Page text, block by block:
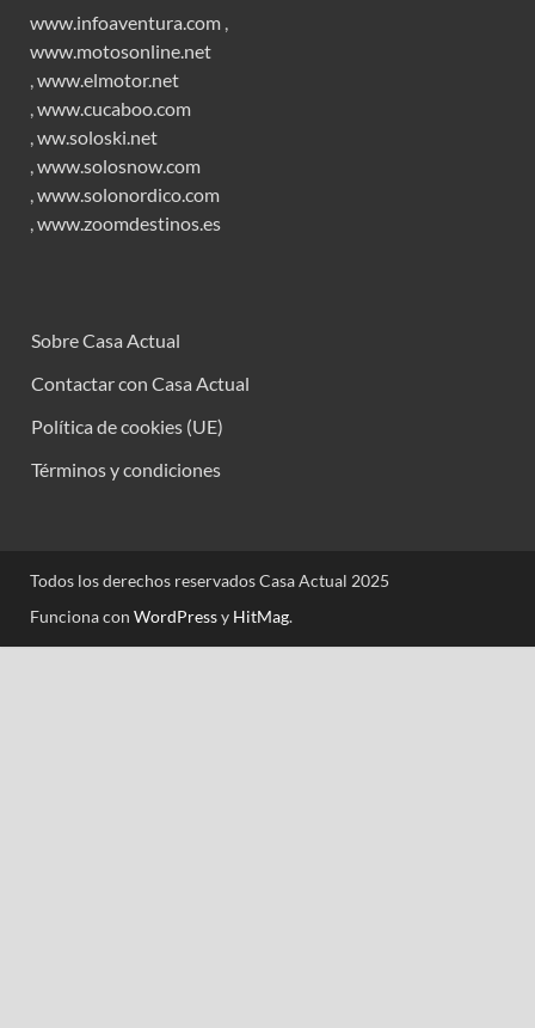
www.infoaventura.com ,
www.motosonline.net
,www.elmotor.net
,www.cucaboo.com
,ww.soloski.net
,www.solosnow.com
,www.solonordico.com
,www.zoomdestinos.es
Sobre Casa Actual
Contactar con Casa Actual
Política de cookies (UE)
Términos y condiciones
Todos los derechos reservados Casa Actual 2025
Funciona con WordPressy HitMag.